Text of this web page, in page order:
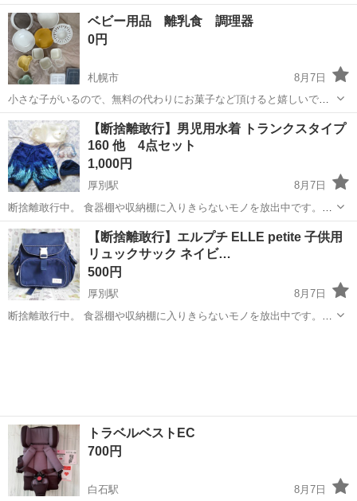
（レッド） 【商品の状態】 ・動作確認済み（折りたたみ、走行、ブレ
ーキなど問題ありません） ・シートやベルト部分は目立つ汚れはな
く、通気性も良いため快...
北海道 札幌市 自衛隊前駅 ベビー用品
ベビー用品 離乳食 調理器
0円
札幌市
8月7日
小さな子がいるので、無料の代わりにお菓子など頂けると嬉しいで
す！！
北海道 札幌市 子供用品
【断捨離敢行】男児用水着 トランクスタイプ
160 他 4点セット
1,000円
厚別駅
8月7日
断捨離敢行中。 食器棚や収納棚に入りきらないモノを放出中です。
USED。長期保管。 サイズ160のトランクスタイプの水着と 水泳キャ
ップ・ゴーグル・ドラム型防水ポーチの4点セットまとめて。 約8年
前、息子が6...
北海道 札幌市 厚別駅 キッズ用品
【断捨離敢行】エルプチ ELLE petite 子供用
リュックサック ネイビ…
500円
厚別駅
8月7日
断捨離敢行中。 食器棚や収納棚に入りきらないモノを放出中です。
トラベルベストEC
700円
白石駅
8月7日